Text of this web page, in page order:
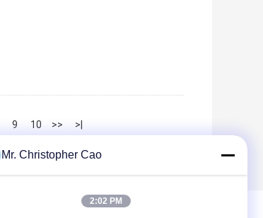
9 10 >> >|
Mr. Christopher Cao
2:02 PM